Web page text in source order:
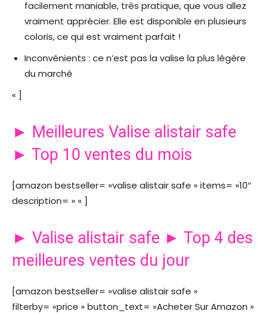
facilement maniable, très pratique, que vous allez
vraiment apprécier. Elle est disponible en plusieurs
coloris, ce qui est vraiment parfait !
Inconvénients : ce n’est pas la valise la plus légère
du marché
« ]
► Meilleures Valise alistair safe
► Top 10 ventes du mois
[amazon bestseller= »valise alistair safe » items= »10″
description= » « ]
► Valise alistair safe ► Top 4 des
meilleures ventes du jour
[amazon bestseller= »valise alistair safe »
filterby= »price » button_text= »Acheter Sur Amazon »